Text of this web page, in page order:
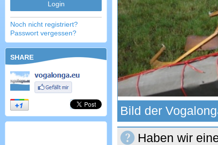
Noch nicht registriert?
Passwort vergessen?
SHARE
Bild der
Haben wir